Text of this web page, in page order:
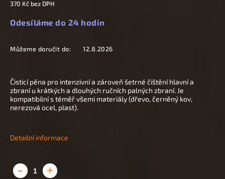
370 Kč bez DPH
Odesíláme do 24 hodin
Můžeme doručit do: 12.8.2026
Čisticí pěna pro intenzivní a zároveň šetrné čištění hlavní a
zbraní u krátkých a dlouhých ručních palných zbraní. Je
kompatibilní s téměř všemi materiály (dřevo, černěný kov,
nerezová ocel, plast).
Detailní informace